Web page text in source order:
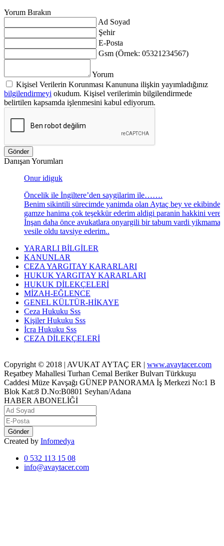
Yorum Bırakın
Ad Soyad
Şehir
E-Posta
Gsm (Örnek: 05321234567)
Yorum
Kişisel Verilerin Korunması Kanununa ilişkin yayımladığınız
bilgilendirmeyi okudum. Kişisel verilerimin bilgilendirmede
belirtilen kapsamda işlenmesini kabul ediyorum.
Gönder
Danışan Yorumları
Onur idiguk
Öncelik ile İngiltere’den saygilarim ile…….
Benim sikintili sürecimde yanimda olan Aytaç bey ve ekibinden
gamze hanima çok teşekkür ederim aldigi paranin hakkini
İnşan daha önce avukatlara onyargili bir tabum vardi yikmama
vesile oldu tavsiye ederim..
YARARLI BİLGİLER
KANUNLAR
CEZA YARGITAY KARARLARI
HUKUK YARGITAY KARARLARI
HUKUK DİLEKÇELERİ
MİZAH-EĞLENCE
GENEL KÜLTÜR-HİKAYE
Ceza Hukuku Sss
Kişiler Hukuku Sss
İcra Hukuku Sss
CEZA DİLEKÇELERİ
Copyright © 2018 | AVUKAT AYTAÇ ER | www.avaytacer.com
Reşatbey Mahallesi Turhan Cemal Beriker Bulvarı Türkkuşu
Caddesi Müze Kavşağı GÜNEP PANORAMA İş Merkezi No:1 B
Blok Kat:8 D.No:B0801 Seyhan/Adana
HABER ABONELİĞİ
Gönder
Created by Infomedya
0 532 113 15 08
info@avaytacer.com